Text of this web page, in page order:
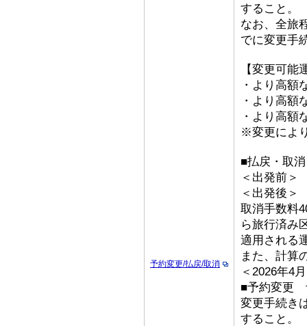
予約変更/払戻/取消
すること。
なお、全旅
でに変更手
【変更可能
・より高額
・より高額
・より高額
※変更によ
■払戻・取消
＜出発前＞
＜出発後
取消手数料
ら旅行済み
適用される
また、計算
＜2026年4
■予約変更
変更手続き
すること。